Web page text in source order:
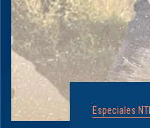
Especiales